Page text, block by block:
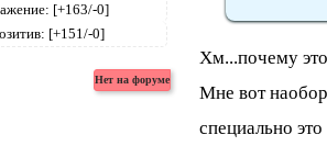
[+163/-0]
[+151/-0]
Хм...почему
Мне вот
специально